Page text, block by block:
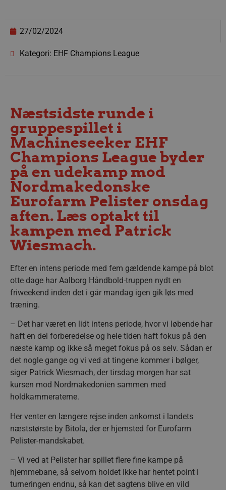
27/02/2024
Kategori: EHF Champions League
Næstsidste runde i
gruppespillet i
Machineseeker EHF
Champions League byder
på en udekamp mod
Nordmakedonske
Eurofarm Pelister onsdag
aften. Læs optakt til
kampen med Patrick
Wiesmach.
Efter en intens periode med fem gældende kampe på blot
otte dage har Aalborg Håndbold-truppen nydt en
friweekend inden det i går mandag igen gik løs med
træning.
– Det har været en lidt intens periode, hvor vi løbende har
haft en del forberedelse og hele tiden haft fokus på den
næste kamp og ikke så meget fokus på os selv. Sådan er
det nogle gange og vi ved at tingene kommer i bølger,
siger Patrick Wiesmach, der tirsdag morgen har sat
kursen mod Nordmakedonien sammen med
holdkammeraterne.
Her venter en længere rejse inden ankomst i landets
næststørste by Bitola, der er hjemsted for Eurofarm
Pelister-mandskabet.
– Vi ved at Pelister har spillet flere fine kampe på
hjemmebane, så selvom holdet ikke har hentet point i
turneringen endnu, så kan det sagtens blive en vild